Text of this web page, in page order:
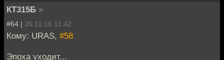
КТ315Б »
#64 | 26.11.16 11:42
Кому: URAS, #58
Эпоха уходит...